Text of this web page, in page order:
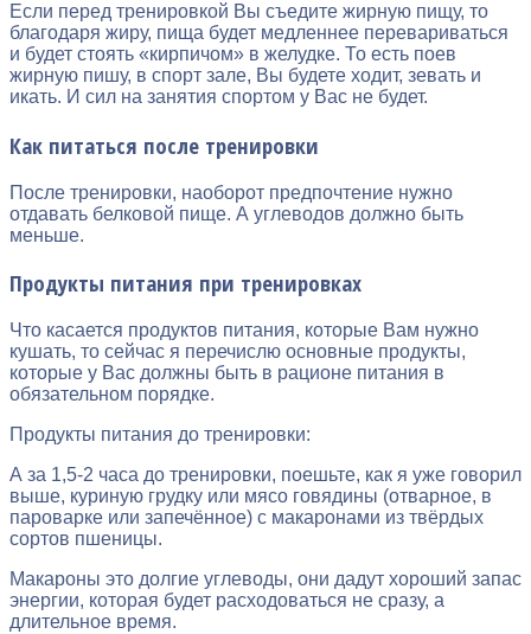
Если перед тренировкой Вы съедите жирную пищу, то
благодаря жиру, пища будет медленнее перевариваться
и будет стоять «кирпичом» в желудке. То есть поев
жирную пишу, в спорт зале, Вы будете ходит, зевать и
икать. И сил на занятия спортом у Вас не будет.
Как питаться после тренировки
После тренировки, наоборот предпочтение нужно
отдавать белковой пище. А углеводов должно быть
меньше.
Продукты питания при тренировках
Что касается продуктов питания, которые Вам нужно
кушать, то сейчас я перечислю основные продукты,
которые у Вас должны быть в рационе питания в
обязательном порядке.
Продукты питания до тренировки:
А за 1,5-2 часа до тренировки, поешьте, как я уже говорил
выше, куриную грудку или мясо говядины (отварное, в
пароварке или запечённое) с макаронами из твёрдых
сортов пшеницы.
Макароны это долгие углеводы, они дадут хороший запас
энергии, которая будет расходоваться не сразу, а
длительное время.